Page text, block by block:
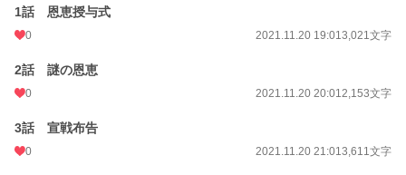
文字数
更新日時 2021.11.29 20:01
初回公開日時
1話 恩恵授与式
0 2021.11.20 19:013,021文字
2話 謎の恩恵
0 2021.11.20 20:012,153文字
3話 宣戦布告
0 2021.11.20 21:013,611文字